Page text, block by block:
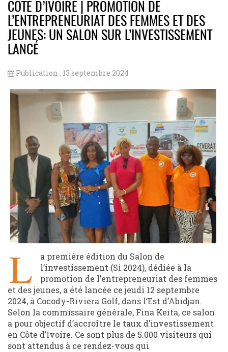
CÔTE D’IVOIRE | PROMOTION DE
L’ENTREPRENEURIAT DES FEMMES ET DES
JEUNES: UN SALON SUR L’INVESTISSEMENT
LANCÉ
Publication : 13 septembre 2024
L
a première édition du Salon de
l’investissement (Si 2024), dédiée à la
promotion de l’entrepreneuriat des femmes
et des jeunes, a été lancée ce jeudi 12 septembre
2024, à Cocody-Riviera Golf, dans l’Est d’Abidjan.
Selon la commissaire générale, Fina Keita, ce salon
a pour objectif d’accroître le taux d’investissement
en Côte d’Ivoire. Ce sont plus de 5.000 visiteurs qui
sont attendus à ce rendez-vous qui